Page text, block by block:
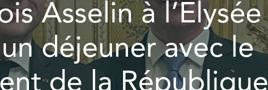
Asselin à l’Elysée
déjeuner avec le
de la République